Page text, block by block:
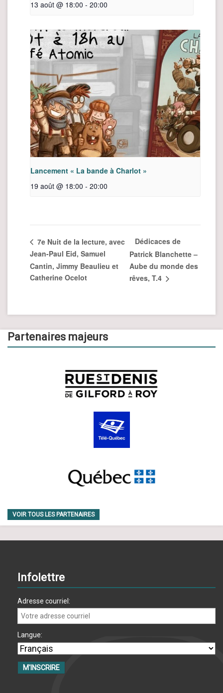
13 août @ 18:00 - 20:00
Lancement « La bande à Charlot »
19 août @ 18:00 - 20:00
7e Nuit de la lecture, avec
Jean-Paul Eid, Samuel
Cantin, Jimmy Beaulieu et
Catherine Ocelot
Dédicaces de
Patrick Blanchette –
Aube du monde des
rêves, T.4
Partenaires majeurs
VOIR TOUS LES PARTENAIRES
Infolettre
Adresse courriel:
Langue: